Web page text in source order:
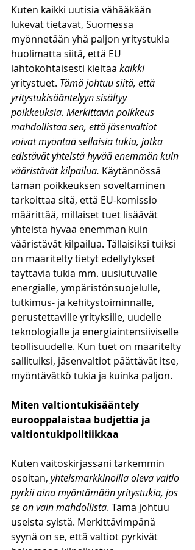
Kuten kaikki uutisia vähääkään
lukevat tietävät, Suomessa
myönnetään yhä paljon yritystukia
huolimatta siitä, että EU
lähtökohtaisesti kieltää kaikki
yritystuet. Tämä johtuu siitä, että
yritystukisääntelyyn sisältyy
poikkeuksia. Merkittävin poikkeus
mahdollistaa sen, että jäsenvaltiot
voivat myöntää sellaisia tukia, jotka
edistävät yhteistä hyvää enemmän kuin
vääristävät kilpailua. Käytännössä
tämän poikkeuksen soveltaminen
tarkoittaa sitä, että EU-komissio
määrittää, millaiset tuet lisäävät
yhteistä hyvää enemmän kuin
vääristävät kilpailua. Tällaisiksi tuiksi
on määritelty tietyt edellytykset
täyttäviä tukia mm. uusiutuvalle
energialle, ympäristönsuojelulle,
tutkimus- ja kehitystoiminnalle,
perustettaville yrityksille, uudelle
teknologialle ja energiaintensiiviselle
teollisuudelle. Kun tuet on määritelty
sallituiksi, jäsenvaltiot päättävät itse,
myöntävätkö tukia ja kuinka paljon.
Miten valtiontukisääntely
eurooppalaistaa budjettia ja
valtiontukipolitiikkaa
Kuten väitöskirjassani tarkemmin
osoitan, yhteismarkkinoilla oleva valtio
pyrkii aina myöntämään yritystukia, jos
se on vain mahdollista. Tämä johtuu
useista syistä. Merkittävimpänä
syynä on se, että valtiot pyrkivät